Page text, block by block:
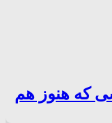
که هنوز هم